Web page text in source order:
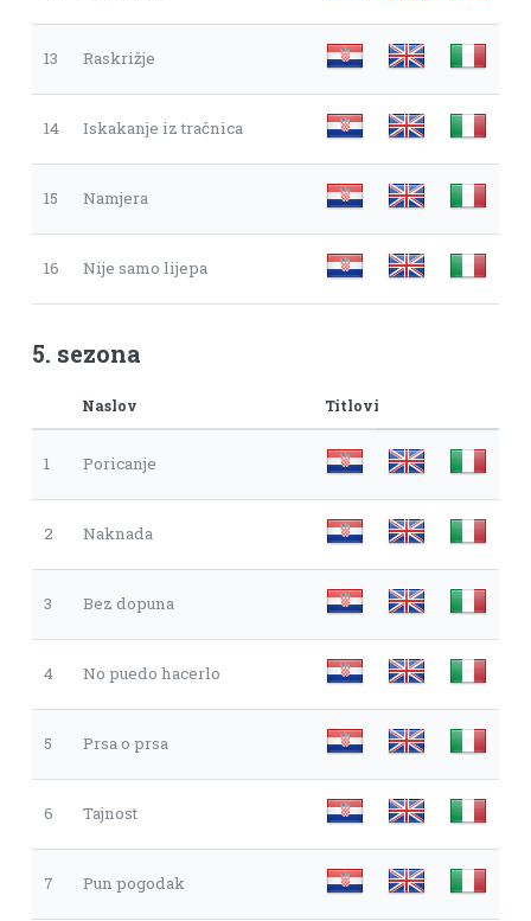
13 Raskrižje
14 Iskakanje iz tračnica
15 Namjera
16 Nije samo lijepa
5. sezona
Naslov Titlovi
1 Poricanje
2 Naknada
3 Bez dopuna
4 No puedo hacerlo
5 Prsa o prsa
6 Tajnost
7 Pun pogodak